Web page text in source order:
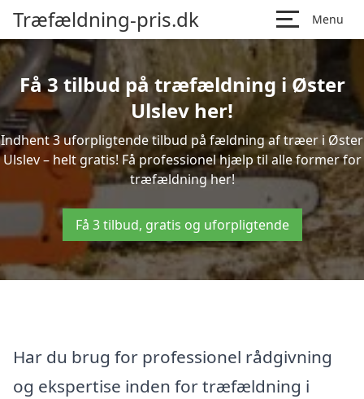
Træfældning-pris.dk Menu
Få 3 tilbud på træfældning i Øster
Ulslev her!
Indhent 3 uforpligtende tilbud på fældning af træer i Øster
Ulslev – helt gratis! Få professionel hjælp til alle former for
træfældning her!
Få 3 tilbud, gratis og uforpligtende
Har du brug for professionel rådgivning
og ekspertise inden for træfældning i